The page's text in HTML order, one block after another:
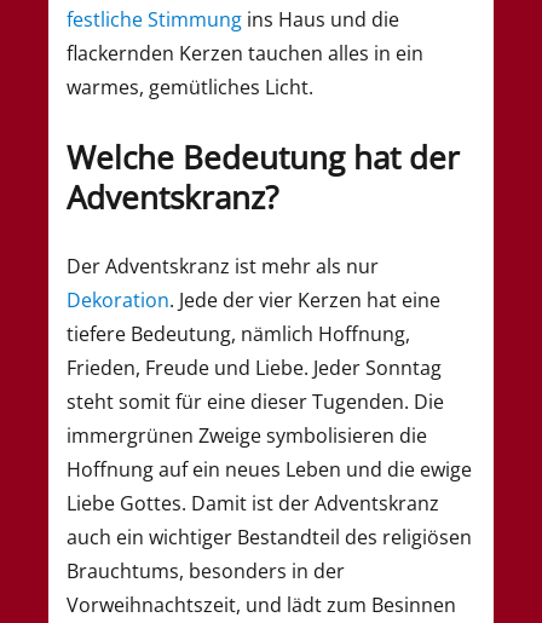
festliche Stimmung ins Haus und die
flackernden Kerzen tauchen alles in ein
warmes, gemütliches Licht.
Welche Bedeutung hat der
Adventskranz?
Der Adventskranz ist mehr als nur
Dekoration. Jede der vier Kerzen hat eine
tiefere Bedeutung, nämlich Hoffnung,
Frieden, Freude und Liebe. Jeder Sonntag
steht somit für eine dieser Tugenden. Die
immergrünen Zweige symbolisieren die
Hoffnung auf ein neues Leben und die ewige
Liebe Gottes. Damit ist der Adventskranz
auch ein wichtiger Bestandteil des religiösen
Brauchtums, besonders in der
Vorweihnachtszeit, und lädt zum Besinnen